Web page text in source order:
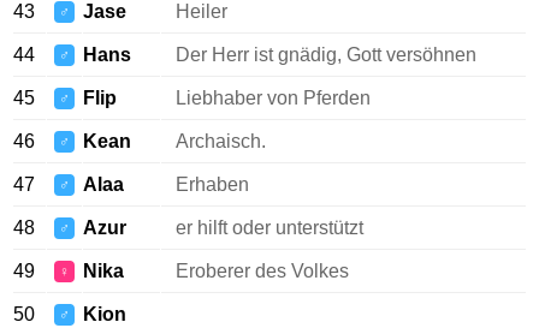
43 ♂ Jase Heiler
44 ♂ Hans Der Herr ist gnädig, Gott versöhnen
45 ♂ Flip Liebhaber von Pferden
46 ♂ Kean Archaisch.
47 ♂ Alaa Erhaben
48 ♂ Azur er hilft oder unterstützt
49 ♀ Nika Eroberer des Volkes
50 ♂ Kion